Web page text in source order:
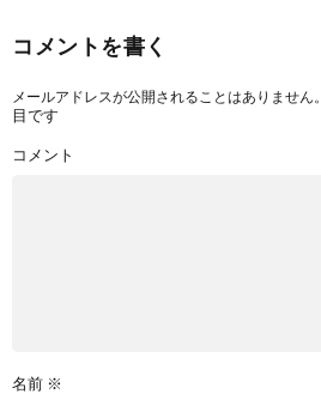
コメントを書く
メールアドレスが公開されることはありません。
目です
コメント
名前 ※